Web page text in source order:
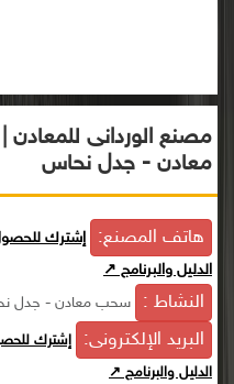
مصنع الوردانى
معادن - جدل نحاس
هاتف المصنع: إشترك
الدليل والبرنامج ↗
النشاط : سحب معادن - جدل
البريد الإلكترونى: إشترك
الدليل والبرنامج ↗